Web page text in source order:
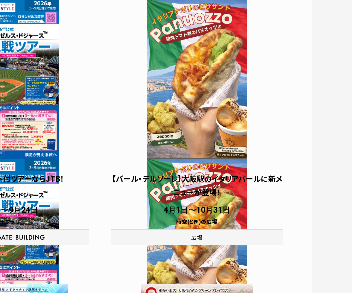
その他の施設 ガイド
ツアーならJTB！
9月24日
プラザ
【バール・デルソーレ】大阪駅のイタリアバールに新メ
ニューが登場！
4月1日 10月31日
時空(とき)の広場